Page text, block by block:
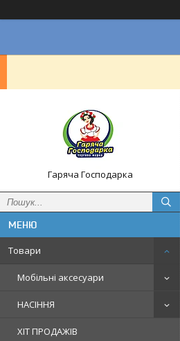
Гаряча Господарка
Товари
Мобільні аксесуари
НАСІННЯ
ХІТ ПРОДАЖІВ